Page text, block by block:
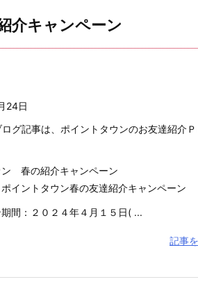
介キャンペーン
24日
グ記事は、ポイントタウンのお友達紹介Ｐ
ン 春の紹介キャンペーン
ポイントタウン春の友達紹介キャンペーン
間：２０２４年４月１５日( ...
記事